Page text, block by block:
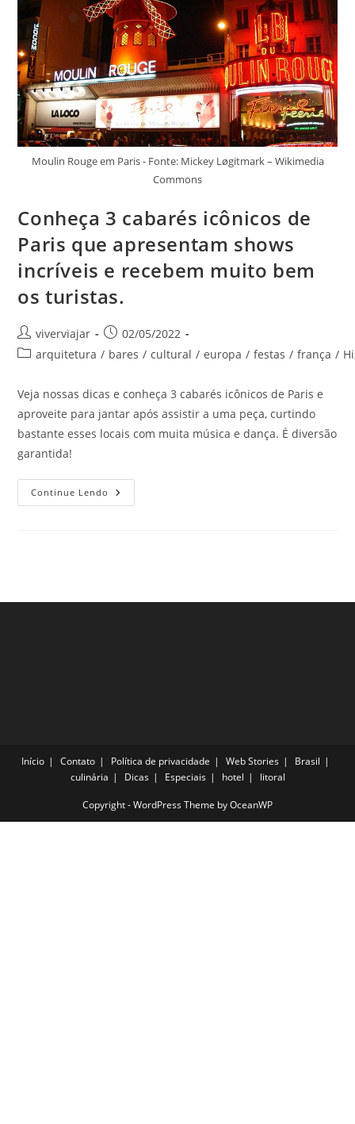
Moulin Rouge em Paris - Fonte: Mickey Løgitmark – Wikimedia
Commons
Conheça 3 cabarés icônicos de
Paris que apresentam shows
incríveis e recebem muito bem
os turistas.
Autor
do
viverviajar
Post
publicado:
02/05/2022
Categoria
post:
arquitetura / bares / cultural / europa / festas / frança /
Veja nossas dicas e conheça 3 cabarés icônicos de Paris e
aproveite para jantar após assistir a uma peça, curtindo
bastante esses locais com muita música e dança. É diversão
garantida!
Continue Lendo Conheça
3
E
Início Contato Política de privacidade Web Stories
Brasil
culinária
Dicas Especiais hotel litoral
Copyright - WordPress Theme by OceanWP